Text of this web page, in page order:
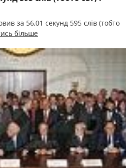
за 56,01 секунд 595 слів (тобто
більше